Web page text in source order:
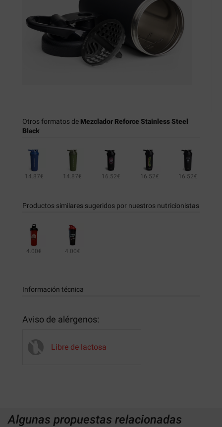
Otros formatos de Mezclador Reforce Stainless Steel
Black
14.87€ 14.87€ 16.52€ 16.52€ 16.52€
Productos similares sugeridos por nuestros nutricionistas
4.00€ 4.00€
Información técnica
Aviso de alérgenos:
Libre de lactosa
Algunas propuestas relacionadas